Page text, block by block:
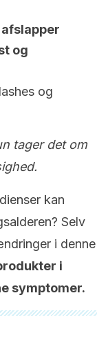
afslapper
og
og
tager det om
kan
Selv
i denne
i
symptomer.